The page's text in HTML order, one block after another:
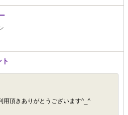
用頂きありがとうございます^_^